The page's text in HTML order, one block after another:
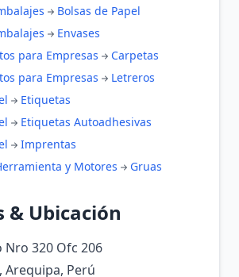
Bolsas de Papel
Envases
para Empresas
Carpetas
para Empresas
Letreros
Etiquetas
Etiquetas Autoadhesivas
Imprentas
y Motores
Gruas
& Ubicación
Nro 320 Ofc 206
Arequipa, Perú